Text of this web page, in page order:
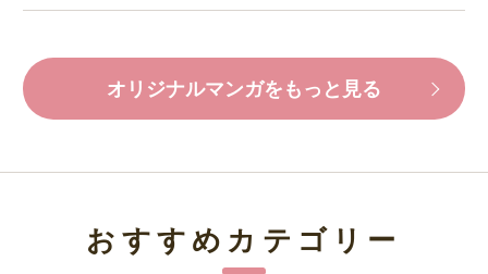
オリジナルマンガをもっと見る
おすすめカテゴリー